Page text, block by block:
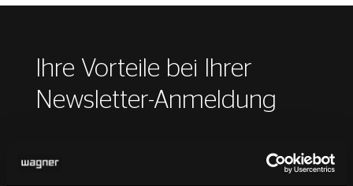
Ihre Vorteile bei Ihrer
Newsletter-Anmeldung
Verpassen Sie keine Neuigkeiten über WAGNER